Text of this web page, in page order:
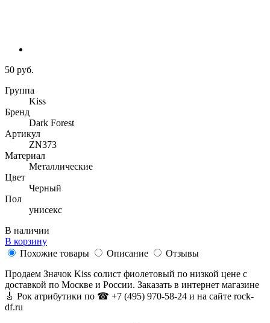
50 руб.
Группа
Kiss
Бренд
Dark Forest
Артикул
ZN373
Материал
Металлические
Цвет
Черный
Пол
унисекс
В наличии
В корзину
Похожие товары
Описание
Отзывы
Продаем Значок Kiss солист фиолетовый по низкой цене с
доставкой по Москве и России. Заказать в интернет магазине
🎸 Рок атрибутики по ☎ +7 (495) 970-58-24 и на сайте rock-
df.ru